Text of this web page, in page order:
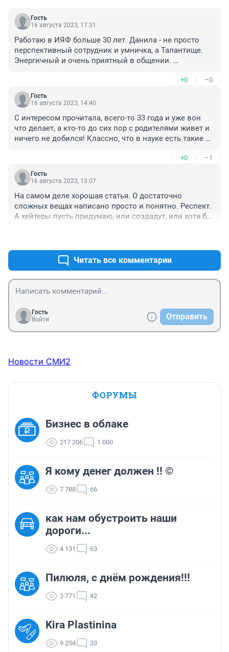
Гость
16 августа 2023, 17:31
Работаю в ИЯФ больше 30 лет. Данила - не просто
перспективный сотрудник и умничка, а Талантище.
Энергичный и очень приятный в общении.
читать не стал, - противно) - удел слабых, никчемных,
самоутверждающихся в писанине особях.
+0 –0
Гость
16 августа 2023, 14:40
С интересом прочитала, всего-то 33 года и уже вон
что делает, а кто-то до сих пор с родителями живет и
ничего не добился! Классно, что в науке есть такие
+0 –1
Гость
16 августа 2023, 13:07
На самом деле хорошая статья. О достаточно
сложных вещах написано просто и понятно. Респект.
А хейтеры пусть придумаю, или создадут, или хотя бы
Читать все комментарии
Гость
Войти
Отправить
Новости СМИ2
ФОРУМЫ
Бизнес в облаке
217 206 1 000
Я кому денег должен !! ©
7 788 66
как нам обустроить наши
дороги...
4 131 63
Пилюля, с днём рождения!!!
3 771 42
Kira Plastinina
9 254 33